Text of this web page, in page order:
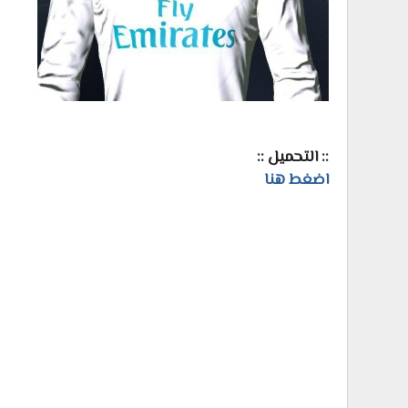
:: التحميل ::
اضغط هنا